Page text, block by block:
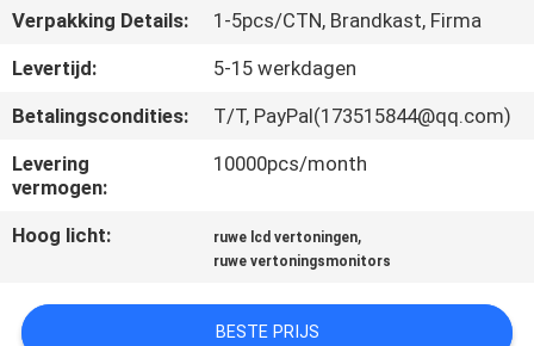
OM EEN
CITAAT
SITEMAP
POLICY
Verpakking Details:
1-5pcs/CTN, Brandkast, Firma
Levertijd:
5-15 werkdagen
Betalingscondities:
T/T, PayPal(173515844@qq.com)
Levering
vermogen:
10000pcs/month
Hoog licht: ruwe lcd vertoningen,
ruwe vertoningsmonitors
BESTE PRIJS